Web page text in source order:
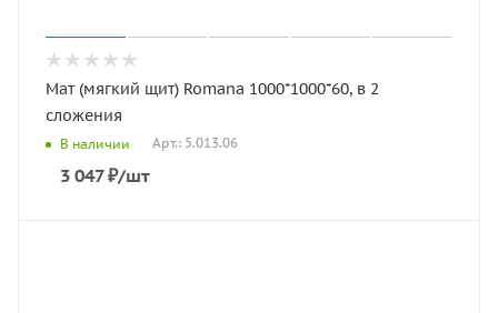
Мат (мягкий щит) Romana 1000*1000*60, в 2
сложения
В наличии Арт.: 5.013.06
3 047₽/шт